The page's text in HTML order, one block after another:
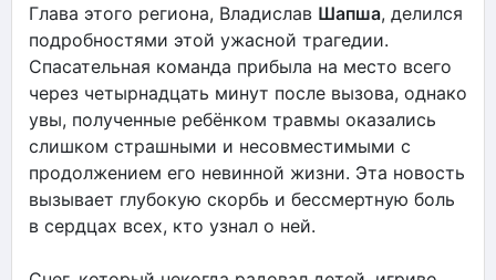
Глава этого региона, Владислав Шапша, делился
подробностями этой ужасной трагедии.
Спасательная команда прибыла на место всего
через четырнадцать минут после вызова, однако
увы, полученные ребёнком травмы оказались
слишком страшными и несовместимыми с
продолжением его невинной жизни. Эта новость
вызывает глубокую скорбь и бессмертную боль
в сердцах всех, кто узнал о ней.